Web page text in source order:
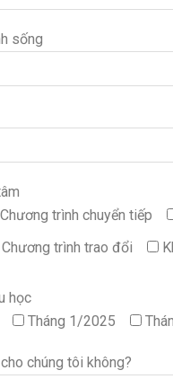
sống
Chương trình chuyển tiếp
Chương trình trao đổi
học
Tháng 1/2025
chúng tôi không?